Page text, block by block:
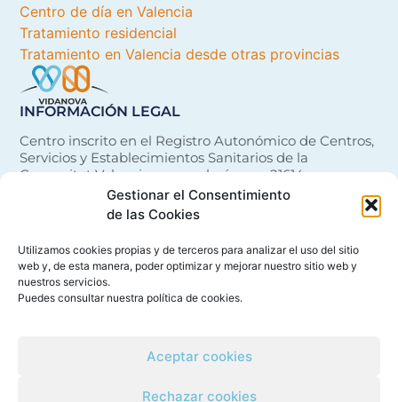
Gestionar el Consentimiento
de las Cookies
Utilizamos cookies propias y de terceros para analizar el uso del sitio
web y, de esta manera, poder optimizar y mejorar nuestro sitio web y
nuestros servicios.
Puedes consultar nuestra política de cookies.
Aceptar cookies
Rechazar cookies
Centro de día en Valencia
Tratamiento residencial
Tratamiento en Valencia desde otras provincias
INFORMACIÓN LEGAL
Centro inscrito en el Registro Autonómico de Centros,
Servicios y Establecimientos Sanitarios de la
Comunitat Valenciana con el número 21614
Política de Cookies